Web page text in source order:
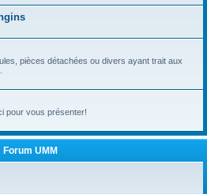
pièces détachées ou divers ayant trait aux
pour vous présenter!
Forum UMM